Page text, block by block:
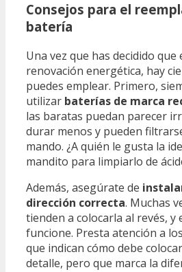
Consejos para el
batería
Una vez que has decidido
renovación energética, hay
puedes emplear. Primero,
utilizar baterías de marca
las baratas puedan parecer
durar menos y pueden
mando. ¿A quién le gusta la
mandito para limpiarlo de
Además, asegúrate de
dirección correcta. Muchas
tienden a colocarla al revés, y
funcione. Presta atención a
que indican cómo debe
detalle, pero que marca la